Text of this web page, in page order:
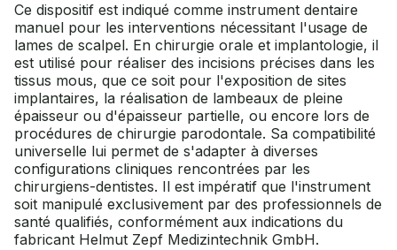
Ce dispositif est indiqué comme instrument dentaire
manuel pour les interventions nécessitant l'usage de
lames de scalpel. En chirurgie orale et implantologie, il
est utilisé pour réaliser des incisions précises dans les
tissus mous, que ce soit pour l'exposition de sites
implantaires, la réalisation de lambeaux de pleine
épaisseur ou d'épaisseur partielle, ou encore lors de
procédures de chirurgie parodontale. Sa compatibilité
universelle lui permet de s'adapter à diverses
configurations cliniques rencontrées par les
chirurgiens-dentistes. Il est impératif que l'instrument
soit manipulé exclusivement par des professionnels de
santé qualifiés, conformément aux indications du
fabricant Helmut Zepf Medizintechnik GmbH.